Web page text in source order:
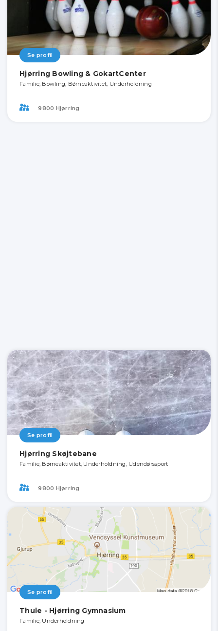
Se profil
Hjørring Bowling & GokartCenter
Familie, Bowling, Børneaktivitet, Underholdning
9800 Hjørring
Se profil
Hjørring Skøjtebane
Familie, Børneaktivitet, Underholdning, Udendørssport
9800 Hjørring
Se profil
Thule - Hjørring Gymnasium
Familie, Underholdning